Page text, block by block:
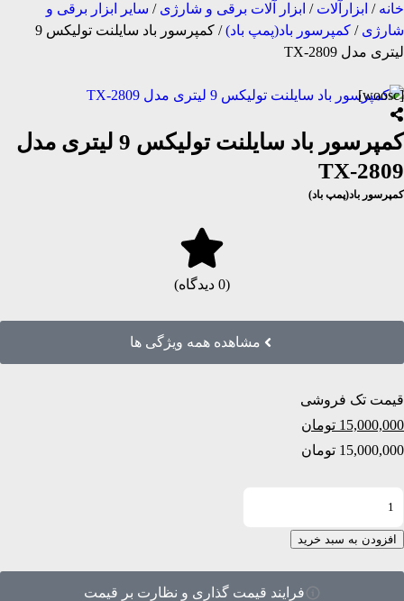
خانه / ابزارآلات / ابزار آلات برقی و شارژی / سایر ابزار برقی و
شارژی / کمپرسور باد(پمپ باد)
/ کمپرسور باد سایلنت تولیکس 9
لیتری مدل TX-2809
[woosc]
کمپرسور باد سایلنت تولیکس 9 لیتری مدل
TX-2809
کمپرسور باد(پمپ باد)
(0 دیدگاه)
مشاهده همه ویژگی ها
قیمت تک فروشی
15,000,000 تومان
15,000,000 تومان
افزودن به سبد خرید
فرایند قیمت گذاری و نظارت بر قیمت